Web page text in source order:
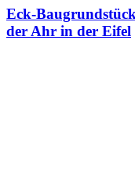
Eck-
der Ahr in der Eifel